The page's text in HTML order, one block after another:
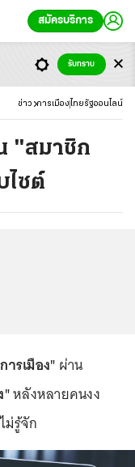
สมัครบริการ
ข่าว การเมือง ไทยรัฐออนไลน์
"สมาชิก
ไซต์
รเมือง" ผ่าน
"หลังหลายคนงง
ม่รู้จัก
รับทราบ